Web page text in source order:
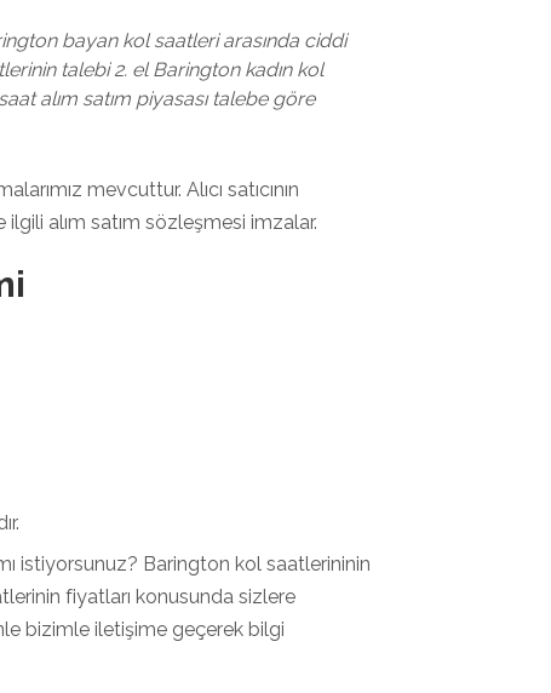
bayan kol saatleri arasında ciddi
talebi 2. el Barington kadın kol
alım satım piyasası talebe göre
mevcuttur. Alıcı satıcının
ilgili alım satım sözleşmesi imzalar.
istiyorsunuz? Barington kol saatlerininin
fiyatları konusunda sizlere
bizimle iletişime geçerek bilgi